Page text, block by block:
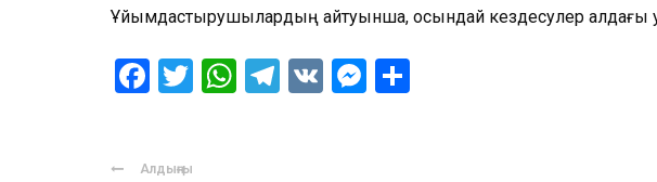
Ұйымдастырушылардың айтуынша, осындай кездесулер алдағы
Facebook
Twitter
WhatsApp
Telegram
VK Messenger
Алдыңғы